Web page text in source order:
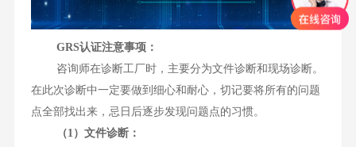
GRS认证注意事项：
咨询师在诊断工厂时，主要分为文件诊断和现场诊断。
在此次诊断中一定要做到细心和耐心，切记要将所有的问题
点全部找出来，忌日后逐步发现问题点的习惯。
（1）文件诊断：